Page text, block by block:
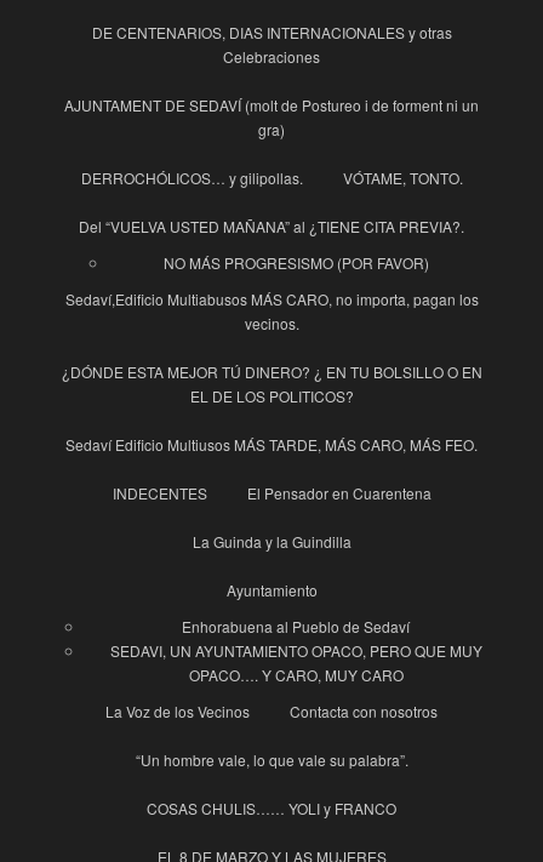
DE CENTENARIOS, DIAS INTERNACIONALES y otras
Celebraciones
AJUNTAMENT DE SEDAVÍ (molt de Postureo i de forment ni un
gra)
DERROCHÓLICOS… y gilipollas. VÓTAME, TONTO.
Del “VUELVA USTED MAÑANA” al ¿TIENE CITA PREVIA?.
NO MÁS PROGRESISMO (POR FAVOR)
Sedaví,Edificio Multiabusos MÁS CARO, no importa, pagan los
vecinos.
¿DÓNDE ESTA MEJOR TÚ DINERO? ¿ EN TU BOLSILLO O EN
EL DE LOS POLITICOS?
Sedaví Edificio Multiusos MÁS TARDE, MÁS CARO, MÁS FEO.
INDECENTES El Pensador en Cuarentena
La Guinda y la Guindilla
Ayuntamiento
Enhorabuena al Pueblo de Sedaví
SEDAVI, UN AYUNTAMIENTO OPACO, PERO QUE MUY
OPACO…. Y CARO, MUY CARO
La Voz de los Vecinos
Contacta con nosotros
“Un hombre vale, lo que vale su palabra”.
COSAS CHULIS…… YOLI y FRANCO
EL 8 DE MARZO Y LAS MUJERES